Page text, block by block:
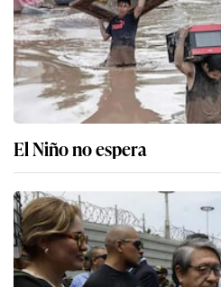
El Niño no espera